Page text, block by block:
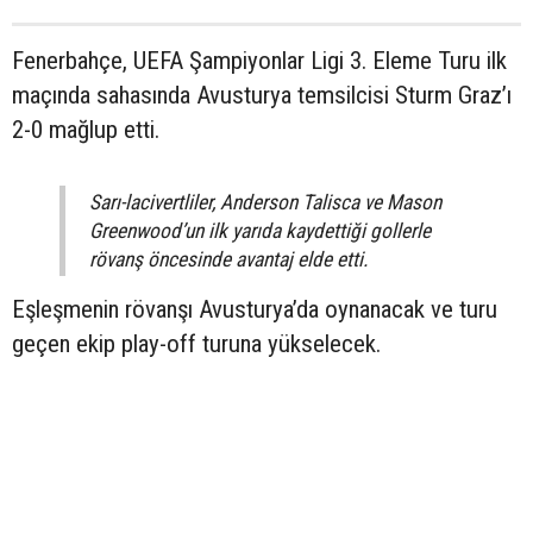
Fenerbahçe, UEFA Şampiyonlar Ligi 3. Eleme Turu ilk
maçında sahasında Avusturya temsilcisi Sturm Graz’ı
2-0 mağlup etti.
Sarı-lacivertliler, Anderson Talisca ve Mason
Greenwood’un ilk yarıda kaydettiği gollerle
rövanş öncesinde avantaj elde etti.
Eşleşmenin rövanşı Avusturya’da oynanacak ve turu
geçen ekip play-off turuna yükselecek.